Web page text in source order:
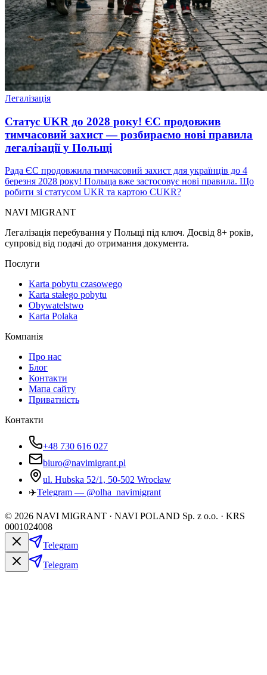
Легалізація
Статус UKR до 2028 року! ЄС продовжив
тимчасовий захист — розбираємо нові правила
легалізації у Польщі
Рада ЄС продовжила тимчасовий захист для українців до 4
березня 2028 року! Польща вже застосовує нові правила. Що
робити зі статусом UKR та картою CUKR?
NAVI MIGRANT
Легалізація перебування у Польщі під ключ. Досвід 8+ років,
супровід від подачі до отримання документа.
Послуги
Karta pobytu czasowego
Karta stałego pobytu
Obywatelstwo
Karta Polaka
Компанія
Про нас
Блог
Контакти
Мапа сайту
Приватність
Контакти
+48 730 616 027
biuro@navimigrant.pl
ul. Hubska 52/1, 50-502 Wrocław
✈️Telegram — @olha_navimigrant
© 2026 NAVI MIGRANT · NAVI POLAND Sp. z o.o. · KRS
0001024008
Telegram
Telegram